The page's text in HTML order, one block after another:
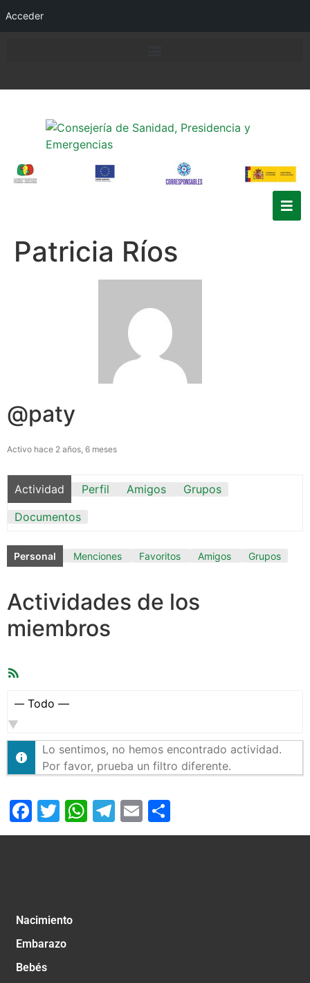
Acceder
Patricia Ríos
@paty
Activo hace 2 años, 6 meses
Actividad Perfil Amigos
Grupos
Documentos
Personal Menciones Favoritos Amigos Grupos
Actividades de los
miembros
Mostrar:
Lo sentimos, no hemos encontrado actividad.
Por favor, prueba un filtro diferente.
Facebook
Twitter
WhatsApp
Telegram
Email
Nacimiento
Embarazo
Bebés